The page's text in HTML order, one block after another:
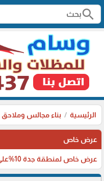
search
الرئيسية بناء مجالس وملاحق
عرض خاص
عرض خاص لمنطقة جدة 10%على مظلات السيارات